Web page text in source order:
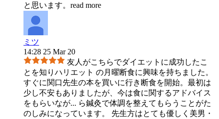
と思います。 read more
ミツ
14:28 25 Mar 20
友人がこちらでダイエットに成功したこ
とを知りハリエット の月曜断食に興味を持ちました。
すぐに関口先生の本を買いに行き断食を開始。最初は
少し不安もありましたが、今は食に関するアドバイス
をもらいなが... ら鍼灸で体調を整えてもらうことがた
のしみになっています。 先生方はとても優しく美男・